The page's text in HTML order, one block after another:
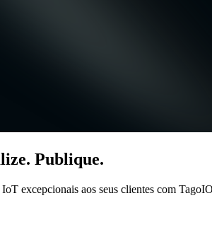
Publique.
excepcionais aos seus clientes com